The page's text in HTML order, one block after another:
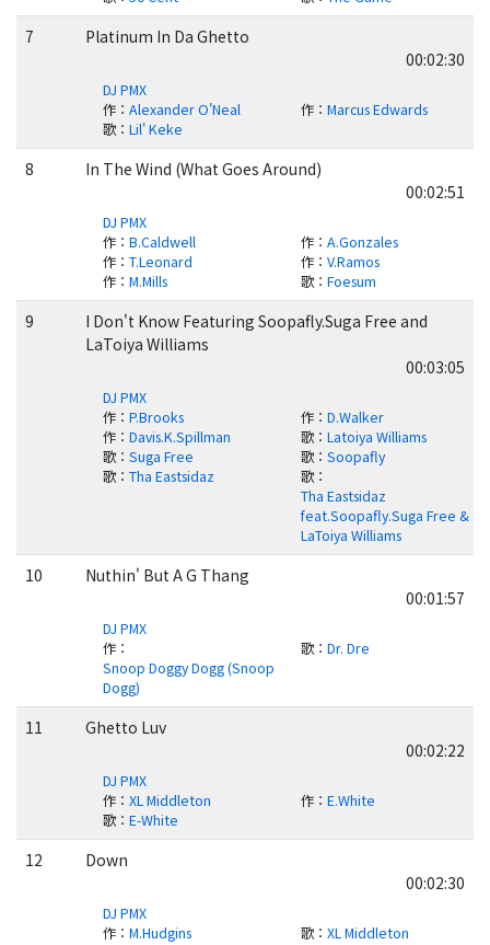
7
Platinum In Da Ghetto
00:02:30
DJ PMX
作： Alexander O'Neal 作： Marcus Edwards
歌： Lil' Keke
8
In The Wind (What Goes Around)
00:02:51
DJ PMX
作： B.Caldwell 作： A.Gonzales
作： T.Leonard 作： V.Ramos
作： M.Mills 歌： Foesum
9
I Don't Know Featuring Soopafly.Suga Free and
LaToiya Williams
00:03:05
DJ PMX
作： P.Brooks 作： D.Walker
作： Davis.K.Spillman 歌： Latoiya Williams
歌： Suga Free 歌： Soopafly
歌： Tha Eastsidaz 歌：
Tha Eastsidaz
feat.Soopafly.Suga Free &
LaToiya Williams
10
Nuthin' But A G Thang
00:01:57
DJ PMX
作：
Snoop Doggy Dogg (Snoop
Dogg)
歌： Dr. Dre
11
Ghetto Luv
00:02:22
DJ PMX
作： XL Middleton 作： E.White
歌： E-White
12
Down
00:02:30
DJ PMX
作： M.Hudgins 歌： XL Middleton